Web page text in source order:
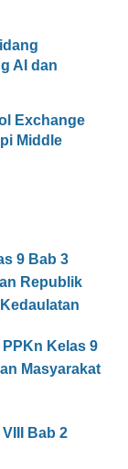
AI dan
Exchange
Middle
9 Bab 3
Republik
Kelas 9
Masyarakat
Bab 2